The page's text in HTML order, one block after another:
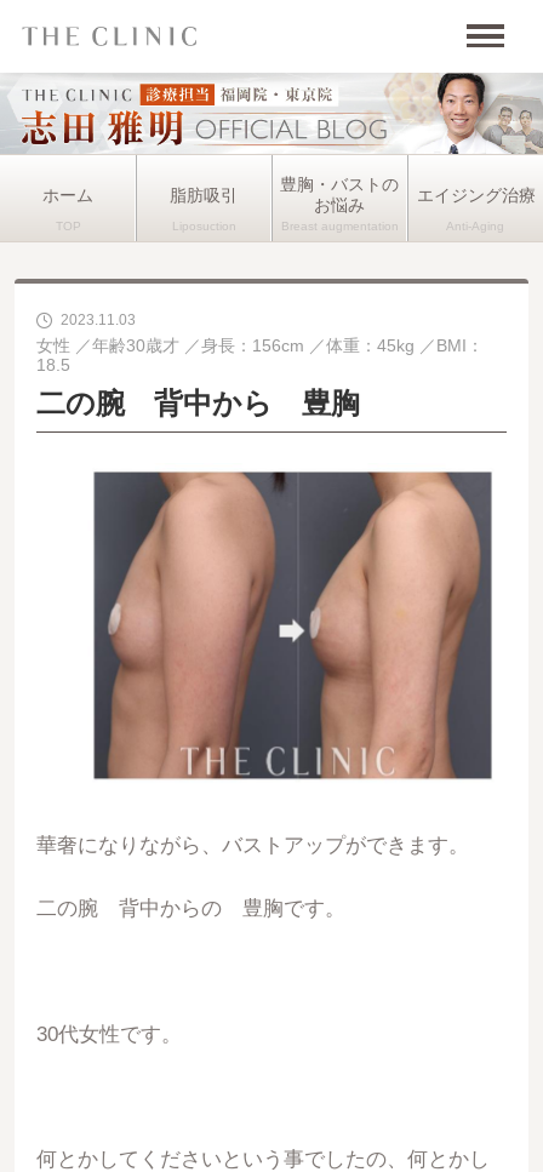
ホーム 脂肪吸引
豊胸・バストの
お悩み
エイジング治療
2023.11.03
女性 年齢30歳才 身長：156cm 体重：45kg
BMI：
18.5
二の腕 背中から 豊胸
華奢になりながら、バストアップができます。
二の腕 背中からの 豊胸です。
30代女性です。
何とかしてくださいという事でしたの、何とかし